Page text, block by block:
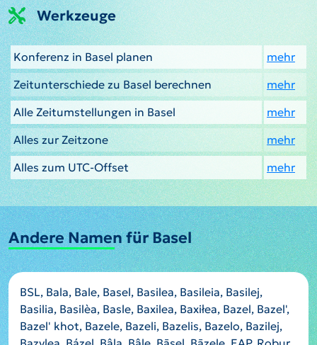
Werkzeuge
Konferenz in Basel planen
mehr
Zeitunterschiede zu Basel berechnen
mehr
Alle Zeitumstellungen in Basel
mehr
Alles zur Zeitzone
mehr
Alles zum UTC-Offset
mehr
Andere Namen für Basel
BSL, Bala, Bale, Basel, Basilea, Basileia, Basilej,
Basilia, Basilèa, Basle, Baxilea, Baxiłea, Bazel, Bazel',
Bazel' khot, Bazele, Bazeli, Bazelis, Bazelo, Bazilej,